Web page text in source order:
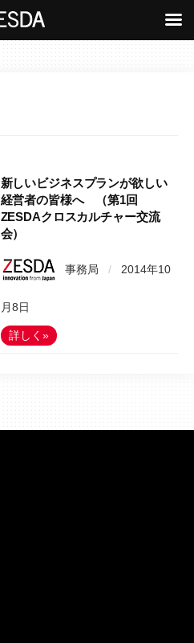
新しいビジネスプランが欲しい
経営者の皆様へ （第1回
ZESDAクロスカルチャー交流
会）
事務局 / 2014年10
月8日
詳しく»